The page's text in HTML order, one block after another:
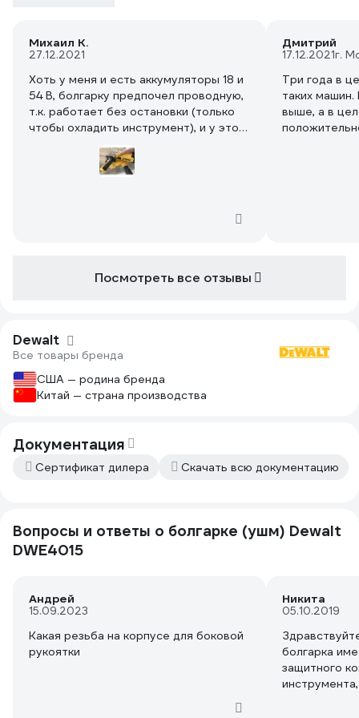
Михаил К.
27.12.2021
Хоть у меня и есть аккумуляторы 18 и
54 В, болгарку предпочел проводную,
т.к. работает без остановки (только
чтобы охладить инструмент), и у этой
можно изменять обороты, а
аккумуляторные с колесиком пока не
Универсальный и надежный
простой в производстве,
обслуживании, без лишних наворотов).
Мощный, а значит не закусит, но в
этом, очень маловероятном случае,
защита отключит питание.
если забыли выключить питание.
Кажется, этого никогда не
болгаркой), а в худшем — можно
получить травму.
пылеудаления для штробления и
зачистки стен DeWalt, тоже отличные
зачистной диск (тоже DeWalt).
Записал видео
Дмитрий
17.12.2021г.
Три года в
таких
выше, а в
Посмотреть все отзывы
Dewalt
Все товары бренда
США — родина бренда
Китай — страна производства
Документация
Сертификат дилера Скачать всю документацию
Вопросы и ответы о болгарке (ушм) Dewalt
DWE4015
Андрей
15.09.2023
Какая резьба на корпусе для боковой
рукоятки
Никита
05.10.2019
болгарка
защитного